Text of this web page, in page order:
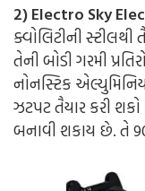
2) Electro Sky
ક્વોલિટીની
તેની બોડી ગરમી
નોનસ્ટિક
ઝટપટ તૈયાર કરી
બનાવી શકાય છે. તે